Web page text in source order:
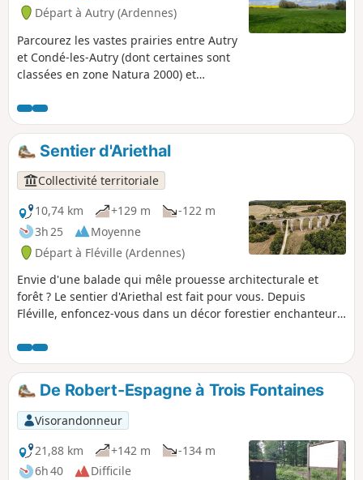
Départ à Autry (Ardennes)
Parcourez les vastes prairies entre Autry
et Condé-les-Autry (dont certaines sont
classées en zone Natura 2000) et
guerre en passant par le hameau de la
Mare aux Bœufs qui fut un point
stratégique lors de la Grande Guerre.
Ce sentier peut aussi prendre son
départ au lavoir de la Mare aux Bœufs,
où vous aurez le choix de partir sur la
grande boucle ou de ne parcourir que
les 5 km de la variante historique. Cette
partie du circuit étant agrémentée de
panneaux historiques sur la Grande
Guerre.
Sentier d'Ariethal
Collectivité territoriale
10,74 km
+129 m
-122 m
3h 25
Moyenne
Départ à Fléville (Ardennes)
Envie d'une balade qui mêle prouesse architecturale et
forêt ? Le sentier d'Ariethal est fait pour vous. Depuis
Fléville, enfoncez-vous dans un décor forestier enchanteur
dans son écrin de verdure, le Viaduc d'Ariethal. Ce parcours
vous invitera aussi à entrer dans la plantation mémorielle
dédiée à la Big Red One, hommage vivant et végétal qui lie
cette terre à l'histoire.
De Robert-Espagne à Trois Fontaines
Visorandonneur
21,88 km
+142 m
-134 m
6h 40
Difficile